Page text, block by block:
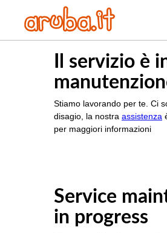
Il servizio è
Stiamo lavorando per te. Ci
disagio, la nostra assistenza
per maggiori informazioni
Service
in progress